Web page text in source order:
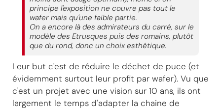
principe l'exposition ne couvre pas tout le
wafer mais qu'une faible partie.
On a encore là des admirateurs du carré, sur le
modèle des Etrusques puis des romains, plutôt
que du rond, donc un choix esthétique.
Leur but c'est de réduire le déchet de puce (et
évidemment surtout leur profit par wafer). Vu que
c'est un projet avec une vision sur 10 ans, ils ont
largement le temps d'adapter la chaine de